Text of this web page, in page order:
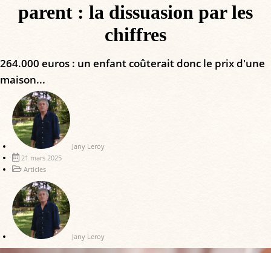
parent : la dissuasion par les
chiffres
264.000 euros : un enfant coûterait donc le prix d'une
maison...
Jany Leroy
21 mars 2025
Articles
Jany Leroy